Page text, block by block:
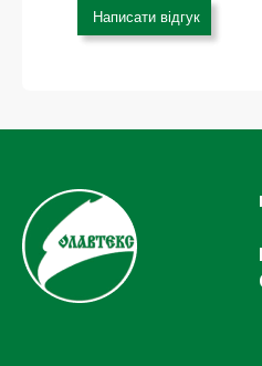
Написати відгук